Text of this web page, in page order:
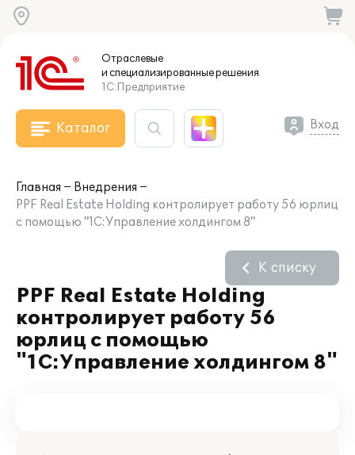
Отраслевые
и специализированныерешения
1С:Предприятие
Каталог Вход
Главная
Внедрения
PPF Real Estate Holding контролирует работу 56 юрлиц
с помощью "1С:Управление холдингом 8"
PPF Real Estate Holding
контролирует работу 56
юрлиц с помощью
"1С:Управление холдингом 8"
К списку